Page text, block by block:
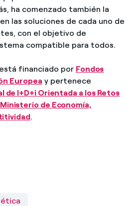
ha comenzado también la
las soluciones de cada uno de
con el objetivo de
compatible para todos.
financiado por Fondos
Europea y pertenece
de I+D+i Orientada a los Retos
Ministerio de Economía,
.